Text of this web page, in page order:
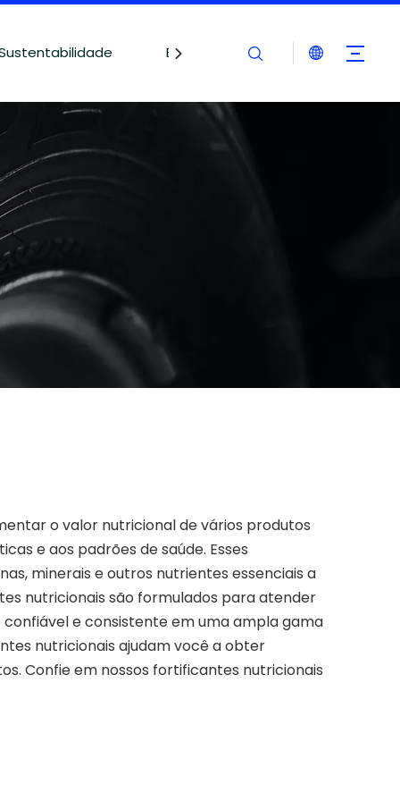
Blogues Contate-nos
o valor nutricional de vários produtos
e aos padrões de saúde. Esses
minerais e outros nutrientes essenciais a
nutricionais são formulados para atender
e consistente em uma ampla gama
nutricionais ajudam você a obter
Confie em nossos fortificantes nutricionais